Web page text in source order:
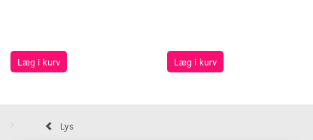
Læg i kurv Læg i kurv
Lys